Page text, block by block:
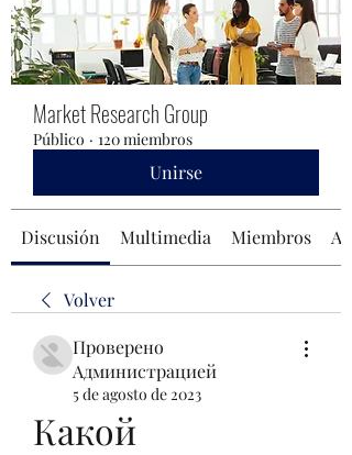
Market Research Group
Público · 120 miembros
Unirse
Discusión Multimedia Miembros
Volver
Проверено
Администрацией
5 de agosto de 2023
Какой